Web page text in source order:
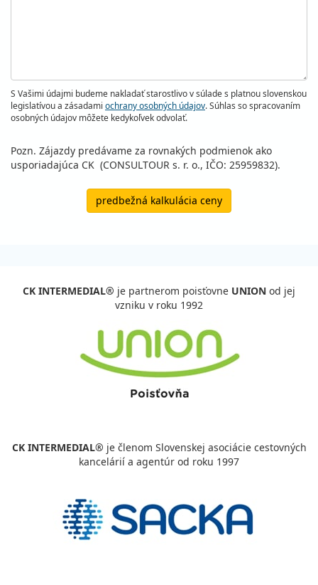
S Vašimi údajmi budeme nakladať starostlivo v súlade s platnou slovenskou
legislatívou a zásadami ochrany osobných údajov. Súhlas so spracovaním
osobných údajov môžete kedykoľvek odvolať.
Pozn. Zájazdy predávame za rovnakých podmienok ako
usporiadajúca CK (CONSULTOUR s. r. o., IČO: 25959832).
predbežná kalkulácia ceny
CK INTERMEDIAL® je partnerom poisťovne UNION od jej
vzniku v roku 1992
CK INTERMEDIAL® je členom Slovenskej asociácie cestovných
kancelárií a agentúr od roku 1997